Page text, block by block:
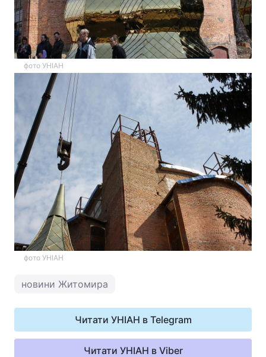
фото УНІАН
фото УНІАН
новини Житомира
Читати УНІАН в Telegram
Читати УНІАН в Viber